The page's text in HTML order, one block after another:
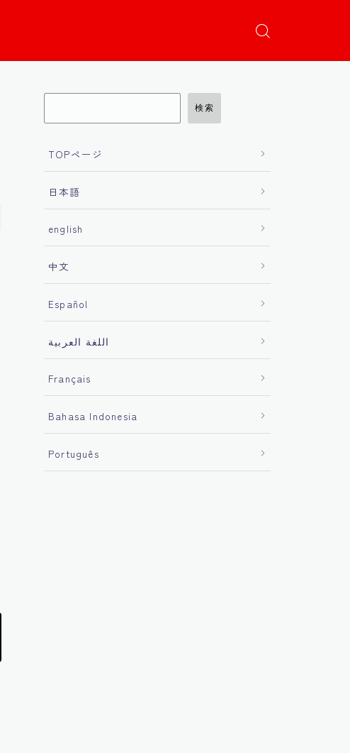
検索
TOPページ
日本語
english
中文
Español
اللغة العربية
Français
Bahasa Indonesia
Português